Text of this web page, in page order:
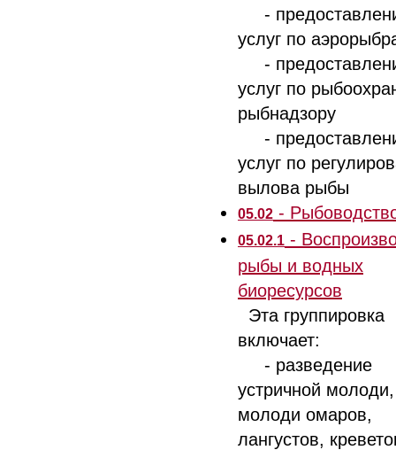
-
услуг по
-
услуг по
рыбнадзору
-
услуг по
вылова рыбы
05.02 -
05.02.1 -
рыбы и водных
биоресурсов
Эта группировка
включает:
- разведение
устричной
молоди омаров,
лангустов,